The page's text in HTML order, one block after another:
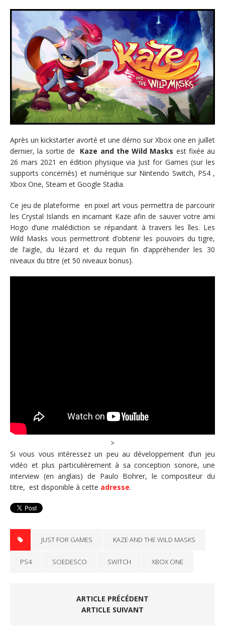
Après un kickstarter avorté et une démo sur Xbox one en juillet
dernier, la sortie de Kaze and the Wild Masks est fixée au
26 mars 2021 en édition physique via Just for Games (sur les
supports concernés) et numérique sur Nintendo Switch, PS4 ,
Xbox One, Steam et Google Stadia.
Ce jeu de plateforme en pixel art vous permettra de parcourir
les Crystal Islands en incarnant Kaze afin de sauver votre ami
Hogo d’une malédiction se répandant à travers les îles. Les
Wild Masks vous permettront d’obtenir les pouvoirs du tigre,
de l’aigle, du lézard et du requin fin d’appréhender les 30
niveaux du titre (et 50 niveaux bonus).
>
Si vous vous intéressez un peu au développement d’un jeu
vidéo et plus particulièrement à sa conception sonore, une
interview (en anglais) de Paulo Bohrer, le compositeur du
titre, est disponible à cette adresse.
JUST FOR GAMES KAZE AND THE WILD MASKS
PS4 SOEDESCO SWITCH XBOX ONE
ARTICLE PRÉCÉDENT
ARTICLE SUIVANT